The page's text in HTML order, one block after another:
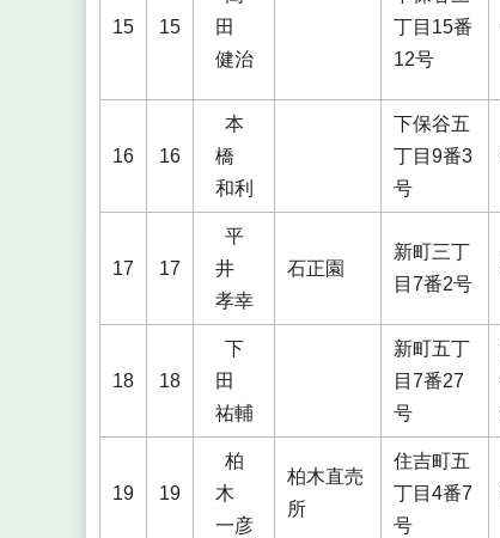
15 15
田
健治
丁目15番
12号
16 16
本
橋
和利
下保谷五
丁目9番3
号
17 17
平
井
孝幸
石正園
新町三丁
目7番2号
18 18
下
田
祐輔
新町五丁
目7番27
号
19 19
柏
木
一彦
柏木直売
所
住吉町五
丁目4番7
号